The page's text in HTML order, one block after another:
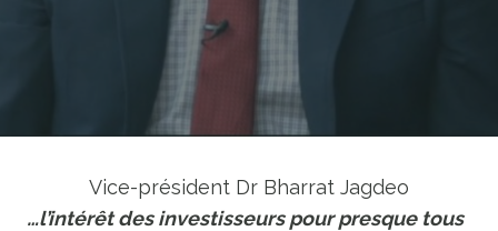
Vice-président Dr Bharrat Jagdeo
…l’intérêt des investisseurs pour presque tous